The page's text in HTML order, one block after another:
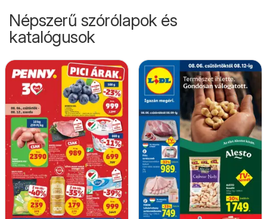
Népszerű szórólapok és
katalógusok